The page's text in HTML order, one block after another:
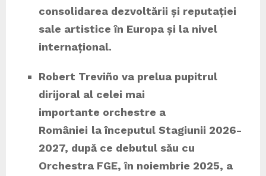
consolidarea dezvoltării și reputației
sale artistice în Europa și la nivel
internațional.
Robert Treviño va prelua pupitrul
dirijoral al celei mai
importante orchestre a
României la începutul Stagiunii 2026-
2027, după ce debutul său cu
Orchestra FGE, în noiembrie 2025, a